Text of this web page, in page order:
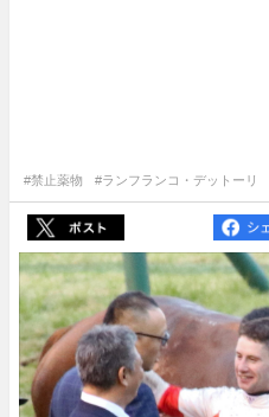
#禁止薬物 #ランフランコ・デットーリ